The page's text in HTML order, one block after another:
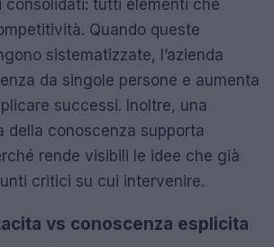
tutti elementi che
Quando queste
sistematizzate, l’azienda
da singole persone e aumenta
successi. Inoltre, una
della conoscenza supporta
rende visibili le idee che già
critici su cui intervenire.
vs conoscenza esplicita